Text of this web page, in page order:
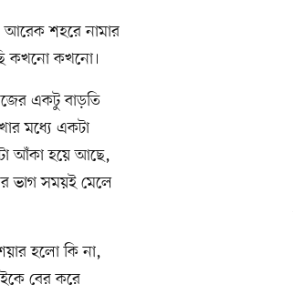
আরেক শহরে নামার
কখনো কখনো।
একটু বাড়তি
মধ্যে একটা
আঁকা হয়ে আছে,
ভাগ সময়ই মেলে
হলো কি না,
বের করে